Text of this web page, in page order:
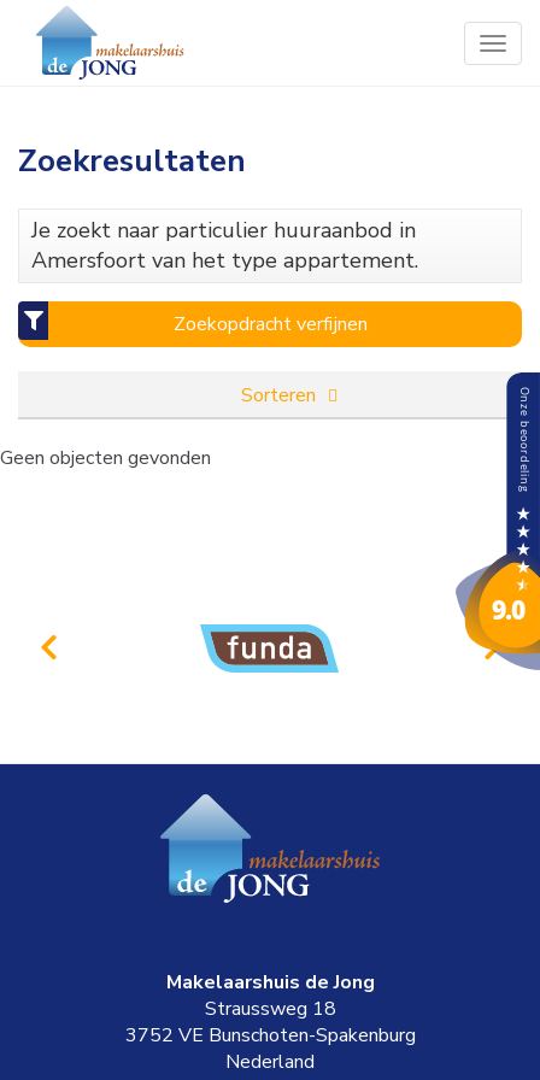
Zoekresultaten
Je zoekt naar particulier huuraanbod in
Amersfoort van het type appartement.
Zoekopdracht verfijnen
Sorteren
Geen objecten gevonden
Makelaarshuis de Jong
Straussweg 18
3752 VE Bunschoten-Spakenburg
Nederland